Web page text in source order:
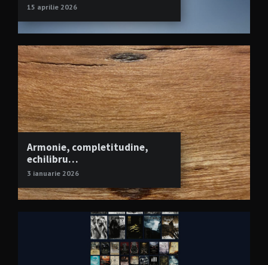
15 aprilie 2026
Armonie, completitudine,
echilibru…
3 ianuarie 2026